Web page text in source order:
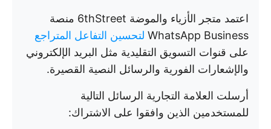
اعتمد متجر الأزياء والموضة 6thStreet منصة
WhatsApp Business لتحسين التفاعل المتراجع
على قنوات التسويق التقليدية مثل البريد الإلكتروني
والإشعارات الفورية والرسائل النصية القصيرة.
أرسلت العلامة التجارية الرسائل التالية
للمستخدمين الذين وافقوا على الاشتراك: